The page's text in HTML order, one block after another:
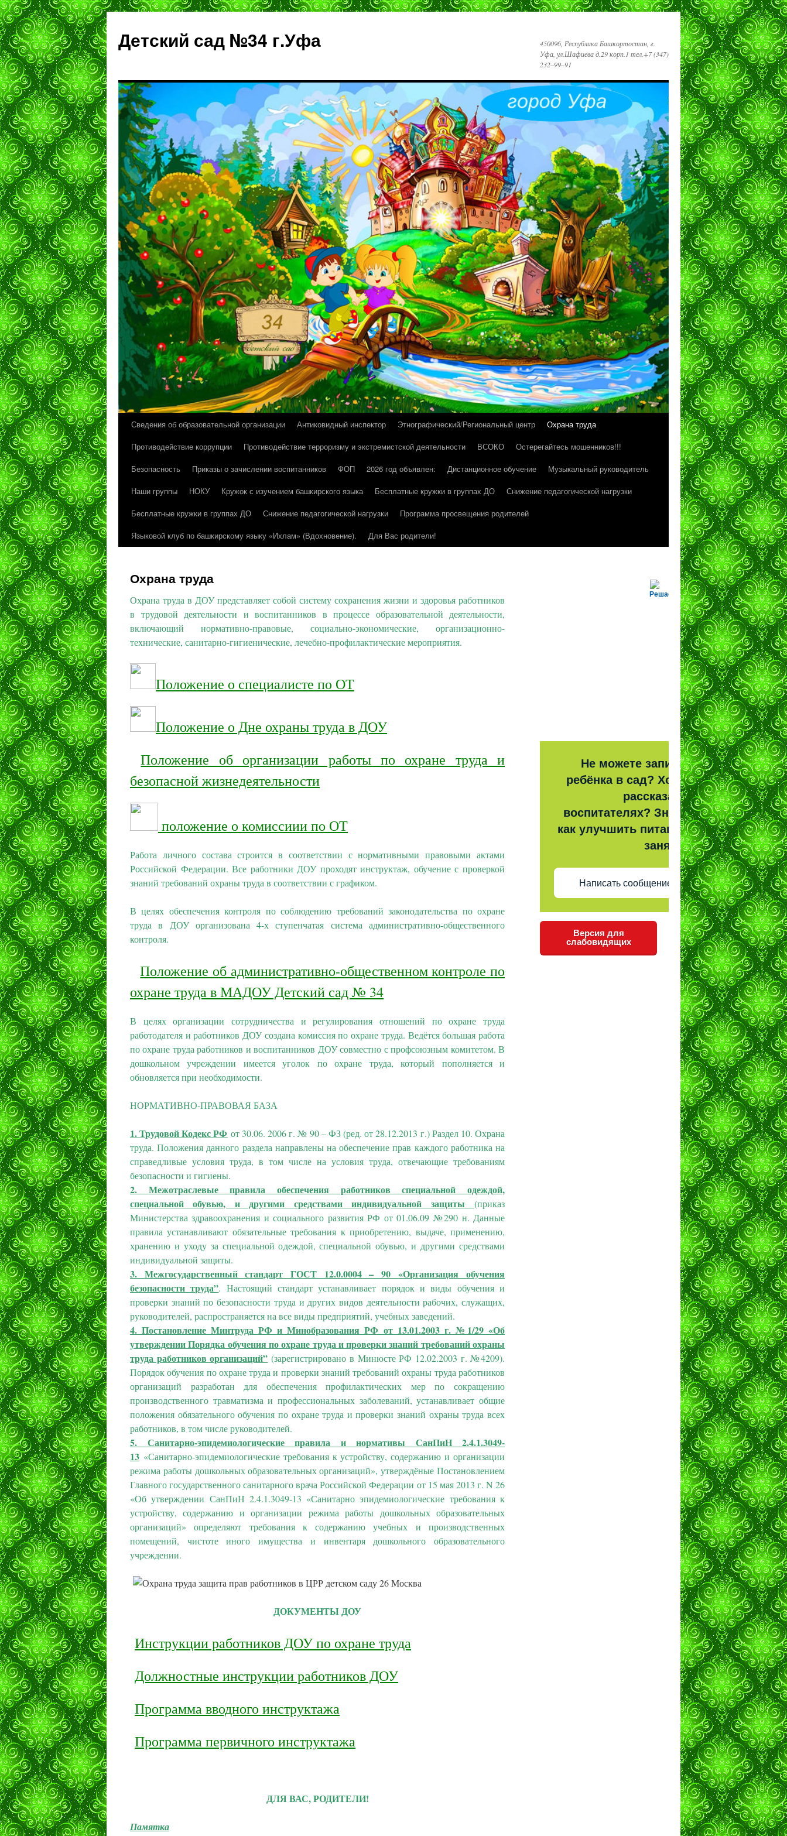
Детский сад №34 г.Уфа
450096, Республика Башкортостан, г.
Уфа, ул.Шафиева д.29 корп.1 тел.+7 (347)
232‒99‒91
Перейти
содержимому
Сведения об образовательной организации Антиковидный инспектор Этнографический/Региональный центр
Охрана труда
Противодействие коррупции
Противодействие терроризму и экстремистской деятельности ВСОКО
Остерегайтесь мошенников!!!
Безопасность
Приказы о зачислении воспитанников ФОП 2026 год объявлен: Дистанционное обучение
Музыкальный руководитель
Наши группы
НОКУ Кружок с изучением башкирского языка Бесплатные кружки в группах ДО
Снижение педагогической нагрузки
Бесплатные кружки в группах ДО
Снижение педагогической нагрузки
Программа просвещения родителей
Языковой клуб по башкирскому языку «Ихлам» (Вдохновение).
Для Вас родители!
Охрана труда
Охрана труда в ДОУ представляет собой систему сохранения жизни и здоровья работников
в трудовой деятельности и воспитанников в процессе образовательной деятельности,
включающий нормативно-правовые, социально-экономические, организационно-
технические, санитарно-гигиенические, лечебно-профилактические мероприятия.
Положение о специалисте по ОТ
Положение о Дне охраны труда в ДОУ
Положение об организации работы по охране труда и
безопасной жизнедеятельности
положение о комиссиии по ОТ
Работа личного состава строится в соответствии с нормативными правовыми актами
Российской Федерации. Все работники ДОУ проходят инструктаж, обучение с проверкой
знаний требований охраны труда в соответствии с графиком.
В целях обеспечения контроля по соблюдению требований законодательства по охране
труда в ДОУ организована 4-х ступенчатая система административно-общественного
контроля.
Положение об административно-общественном контроле по
охране труда в МАДОУ Детский сад № 34
В целях организации сотрудничества и регулирования отношений по охране труда
работодателя и работников ДОУ создана комиссия по охране труда. Ведётся большая работа
по охране труда работников и воспитанников ДОУ совместно с профсоюзным комитетом. В
дошкольном учреждении имеется уголок по охране труда, который пополняется и
обновляется при необходимости.
НОРМАТИВНО-ПРАВОВАЯ БАЗА
1.Трудовой Кодекс РФ от 30.06. 2006 г. № 90 – ФЗ (ред. от 28.12.2013 г.) Раздел 10. Охрана
труда. Положения данного раздела направлены на обеспечение прав каждого работника на
справедливые условия труда, в том числе на условия труда, отвечающие требованиям
безопасности и гигиены.
2. Межотраслевые правила обеспечения работников специальной одеждой,
специальной обувью, и другими средствами индивидуальной защиты
(приказ
Министерства здравоохранения и социального развития РФ от 01.06.09 №290 н. Данные
правила устанавливают обязательные требования к приобретению, выдаче, применению,
хранению и уходу за специальной одеждой, специальной обувью, и другими средствами
индивидуальной защиты.
3. Межгосударственный стандарт ГОСТ 12.0.0004 – 90«Организация обучения
безопасности труда”. Настоящий стандарт устанавливает порядок и виды обучения и
проверки знаний по безопасности труда и других видов деятельности рабочих, служащих,
руководителей, распространяется на все виды предприятий, учебных заведений.
4. Постановление Минтруда РФ и Минобразования РФ от 13.01.2003 г. №1/29 «Об
утверждении Порядка обучения по охране труда и проверки знаний требований охраны
труда работников организаций” (зарегистрировано в Минюсте РФ 12.02.2003 г. №4209).
Порядок обучения по охране труда и проверки знаний требований охраны труда работников
организаций разработан для обеспечения профилактических мер по сокращению
производственного травматизма и профессиональных заболеваний, устанавливает общие
положения обязательного обучения по охране труда и проверки знаний охраны труда всех
работников, в том числе руководителей.
5. Санитарно-эпидемиологические правила и нормативы СанПиН 2.4.1.3049-
13 «Санитарно-эпидемиологические требования к устройству, содержанию и организации
режима работы дошкольных образовательных организаций», утверждёные Постановлением
Главного государственного санитарного врача Российской Федерации от 15 мая 2013 г. N 26
«Об утверждении СанПиН 2.4.1.3049-13 «Санитарно эпидемиологические требования к
устройству, содержанию и организации режима работы дошкольных образовательных
организаций» определяют требования к содержанию учебных и производственных
помещений, чистоте иного имущества и инвентаря дошкольного образовательного
учреждении.
ДОКУМЕНТЫ ДОУ
Инструкции работников ДОУ по охране труда
Должностные инструкции работников ДОУ
Программа вводного инструктажа
Программа первичного инструктажа
ДЛЯ ВАС, РОДИТЕЛИ!
Памятка
Решаем вместе
Не можете записать
ребёнка в сад? Хотите
рассказать о
воспитателях? Знаете,
как улучшить питание и
занятия?
Написать сообщение
Версия для
слабовидящих